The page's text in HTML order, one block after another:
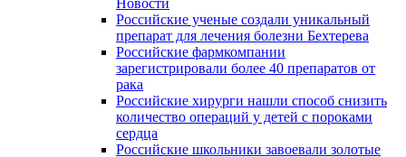
Новости
Российские ученые создали уникальный
препарат для лечения болезни Бехтерева
Российские фармкомпании
зарегистрировали более 40 препаратов от
рака
Российские хирурги нашли способ снизить
количество операций у детей с пороками
сердца
Российские школьники завоевали золотые